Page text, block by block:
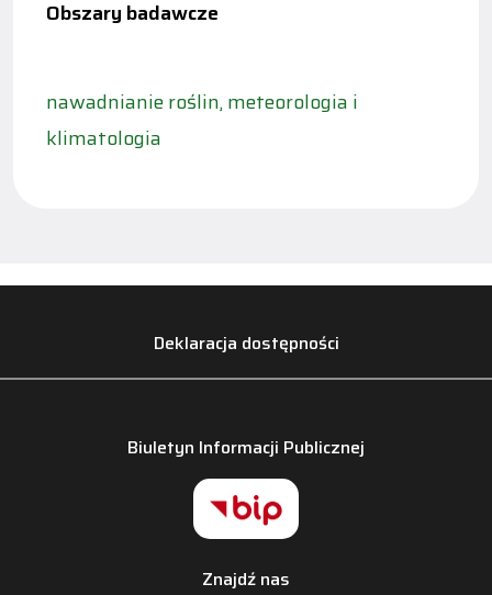
Obszary badawcze
nawadnianie roślin, meteorologia i
klimatologia
Deklaracja dostępności
Biuletyn Informacji Publicznej
Znajdź nas